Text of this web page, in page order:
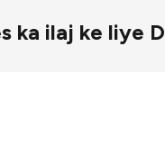
ka ilaj ke liye